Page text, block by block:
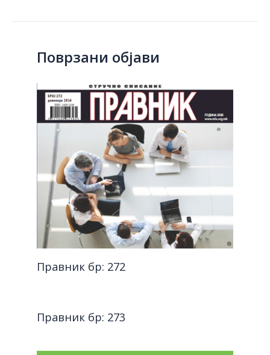
Поврзани објави
Правник бр: 272
Правник бр: 273